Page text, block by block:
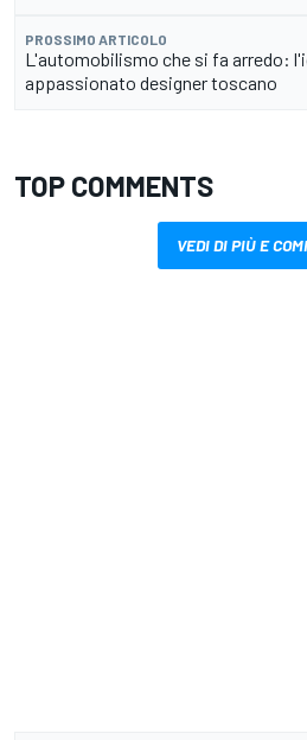
PROSSIMO ARTICOLO
L'automobilismo che si fa arredo:
appassionato designer toscano
TOP COMMENTS
VEDI DI PIÙ E